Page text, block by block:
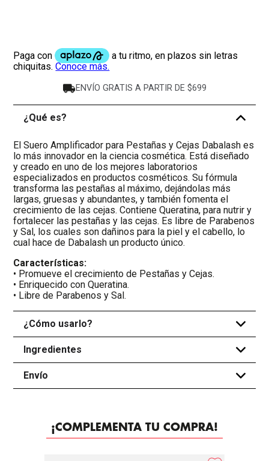
ENVÍO GRATIS A PARTIR DE $699
¿Qué es? -
El Suero Amplificador para Pestañas y Cejas Dabalash es
lo más innovador en la ciencia cosmética. Está diseñado
y creado en uno de los mejores laboratorios
especializados en productos cosméticos. Su fórmula
transforma las pestañas al máximo, dejándolas más
largas, gruesas y abundantes, y también fomenta el
crecimiento de las cejas. Contiene Queratina, para nutrir y
fortalecer las pestañas y las cejas. Es libre de Parabenos
y Sal, los cuales son dañinos para la piel y el cabello, lo
cual hace de Dabalash un producto único.
Características:
• Promueve el crecimiento de Pestañas y Cejas.
• Enriquecido con Queratina.
• Libre de Parabenos y Sal.
¿Cómo usarlo? +
Ingredientes +
Envío +
¡COMPLEMENTA TU COMPRA!